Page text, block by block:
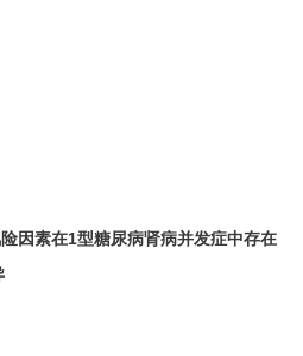
因素在1型糖尿病肾病并发症中存在